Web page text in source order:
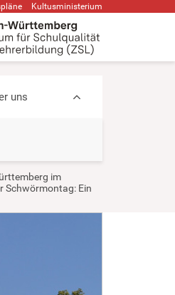
Kultusministerium
uns
im
Schwörmontag: Ein